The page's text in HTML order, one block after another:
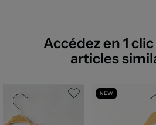
Accédez en 1
articles
NEW